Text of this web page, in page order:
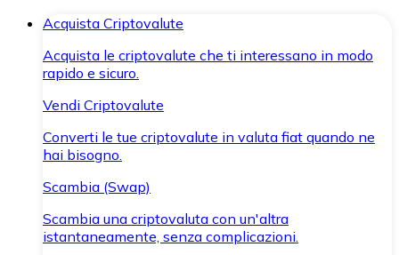
Acquista Criptovalute
Acquista le criptovalute che ti interessano in modo
rapido e sicuro.
Vendi Criptovalute
Converti le tue criptovalute in valuta fiat quando ne
hai bisogno.
Scambia (Swap)
Scambia una criptovaluta con un'altra
istantaneamente, senza complicazioni.